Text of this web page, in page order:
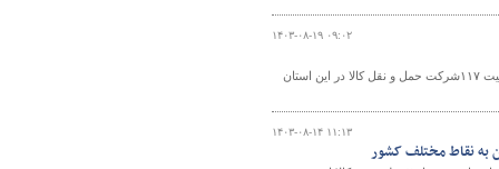
۱۴۰۳-۰۸-۱۹ ۰۹:۰۲
رئیس اداره حمل و نقل کالای اداره کل راهداری و حمل و نقل جاده‌ای استان قزوین از فعالیت ۱۱۷شرکت حمل و نقل کالا در این استان
۱۴۰۳-۰۸-۱۴ ۱۱:۱۳